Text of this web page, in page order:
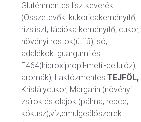
Gluténmentes lisztkeverék
(Összetevők: kukoricakeményítő,
rizsliszt, tápióka keményítő, cukor,
növényi rostok(útifű), só,
adalékok: guargumi és
E464(hidroxipropil-metil-cellulóz),
aromák), Laktózmentes TEJFÖL,
Kristálycukor, Margarin (növényi
zsírok és olajok (pálma, repce,
kókusz),víz,emulgeálószerek